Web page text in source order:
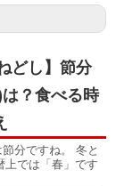
どし】節分
？食べる時
分ですね。 冬と
上では「春」です